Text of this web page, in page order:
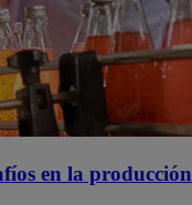
en la